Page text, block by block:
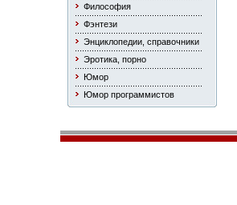
Философия
Фэнтези
Энциклопедии, справочники
Эротика, порно
Юмор
Юмор программистов